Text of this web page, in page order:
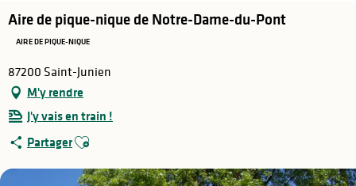
Aire de pique-nique de Notre-Dame-du-Pont
AIRE DE PIQUE-NIQUE
87200 Saint-Junien
M'y rendre
J'y vais en train !
PartagerAjouter aux favoris